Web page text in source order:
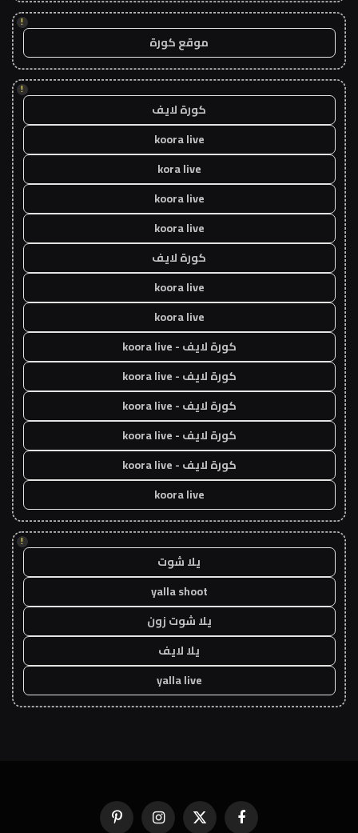
!
موقع كورة
!
كورة لايف
koora live
kora live
koora live
koora live
كورة لايف
koora live
koora live
كورة لايف - koora live
كورة لايف - koora live
كورة لايف - koora live
كورة لايف - koora live
كورة لايف - koora live
koora live
!
يلا شوت
yalla shoot
يلا شوت زون
يلا لايف
yalla live
فيسبوك X الانستغرامبينتيريست